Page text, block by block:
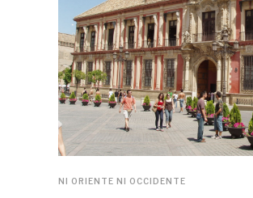
NI ORIENTE NI OCCIDENTE